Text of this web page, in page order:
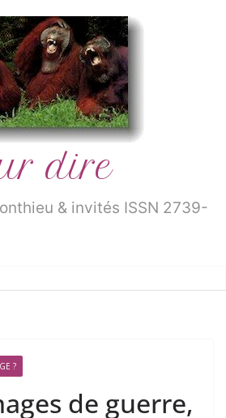
dire
& invités ISSN 2739-
?
de guerre,